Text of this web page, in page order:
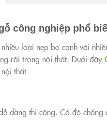
công nghiệp phổ
loại nẹp bo cạnh với
rãi trong nội thất. Dưới đây
thất
dàng thi công. Có độ